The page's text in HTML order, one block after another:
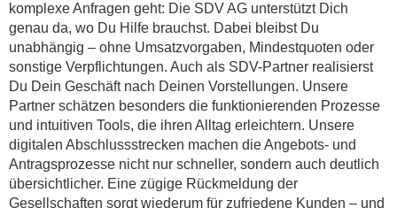
komplexe Anfragen geht: Die SDV AG unterstützt Dich
genau da, wo Du Hilfe brauchst. Dabei bleibst Du
unabhängig – ohne Umsatzvorgaben, Mindestquoten oder
sonstige Verpflichtungen. Auch als SDV-Partner realisierst
Du Dein Geschäft nach Deinen Vorstellungen. Unsere
Partner schätzen besonders die funktionierenden Prozesse
und intuitiven Tools, die ihren Alltag erleichtern. Unsere
digitalen Abschlussstrecken machen die Angebots- und
Antragsprozesse nicht nur schneller, sondern auch deutlich
übersichtlicher. Eine zügige Rückmeldung der
Gesellschaften sorgt wiederum für zufriedene Kunden – und